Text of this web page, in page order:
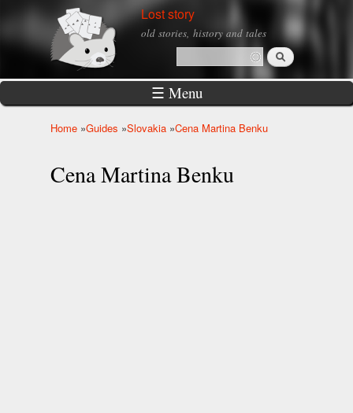
Skip to
main
Lost story
old stories, history and tales
Search form
Search
☰ Menu
Home »Guides »Slovakia »Cena Martina Benku
Cena Martina Benku